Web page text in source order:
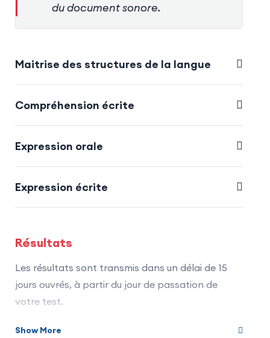
du document sonore.
Maitrise des structures de la langue
Compréhension écrite
Expression orale
Expression écrite
Résultats
Les résultats sont transmis dans un délai de 15
jours ouvrés, à partir du jour de passation de
votre test.
Show More